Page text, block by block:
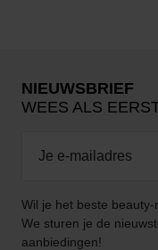
NIEUWSBRIEF
WEES ALS
Wil je het beste
We sturen je de
aanbiedingen!